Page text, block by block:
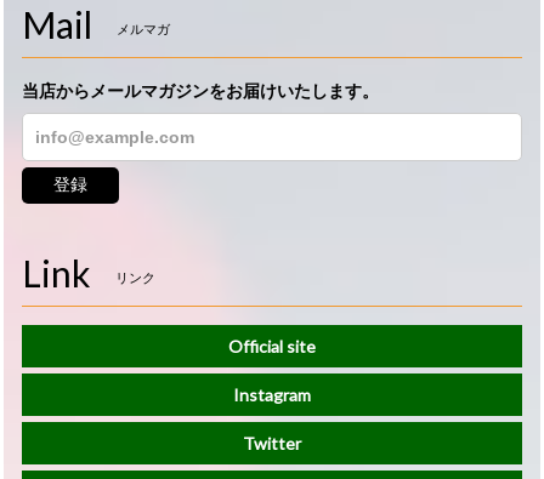
Mail メルマガ
当店からメールマガジンをお届けいたします。
登録
Link リンク
Official site
Instagram
Twitter